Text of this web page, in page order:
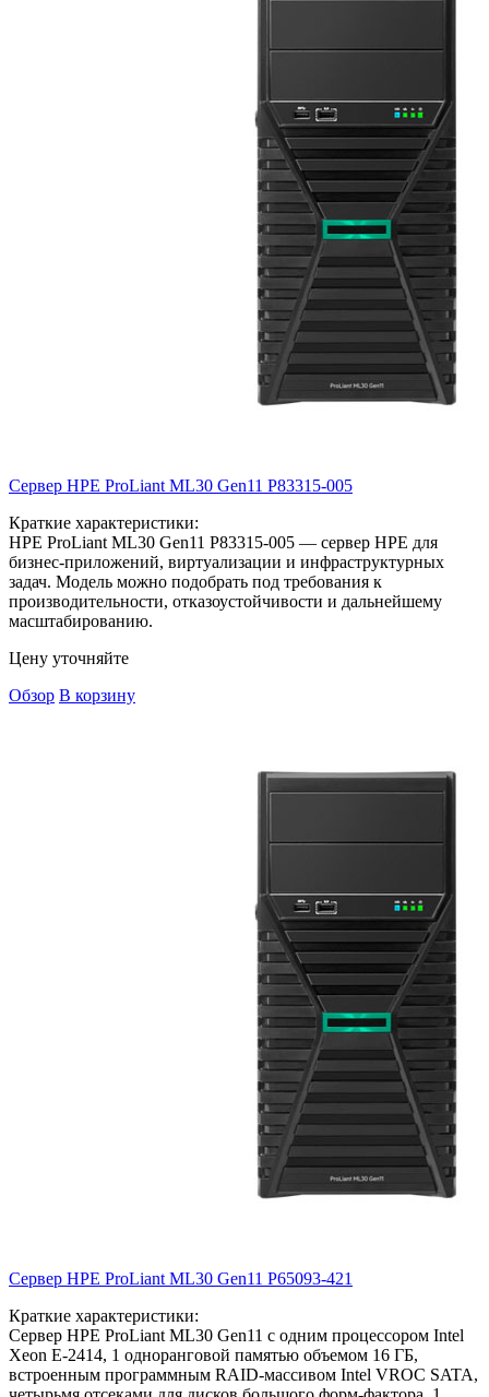
Сервер HPE ProLiant ML30 Gen11 P83315-005
Краткие характеристики:
HPE ProLiant ML30 Gen11 P83315-005 — сервер HPE для
бизнес-приложений, виртуализации и инфраструктурных
задач. Модель можно подобрать под требования к
производительности, отказоустойчивости и дальнейшему
масштабированию.
Цену уточняйте
Обзор В корзину
Сервер HPE ProLiant ML30 Gen11 P65093-421
Краткие характеристики:
Сервер HPE ProLiant ML30 Gen11 с одним процессором Intel
Xeon E-2414, 1 одноранговой памятью объемом 16 ГБ,
встроенным программным RAID-массивом Intel VROC SATA,